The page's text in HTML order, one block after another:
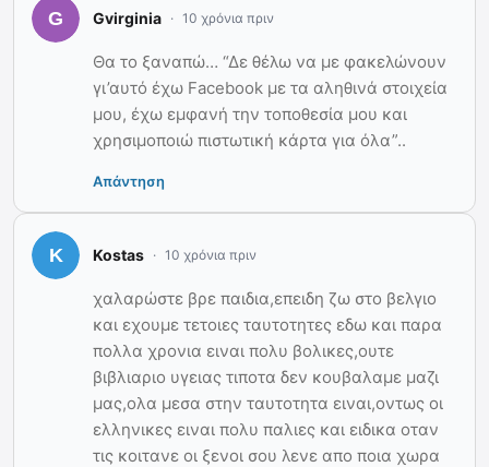
Gvirginia 10 χρόνια πριν
Θα το ξαναπώ… “Δε θέλω να με φακελώνουν
γι’αυτό έχω Facebook με τα αληθινά στοιχεία
μου, έχω εμφανή την τοποθεσία μου και
χρησιμοποιώ πιστωτική κάρτα για όλα”..
Απάντηση
Kostas 10 χρόνια πριν
χαλαρώστε βρε παιδια,επειδη ζω στο βελγιο
και εχουμε τετοιες ταυτοτητες εδω και παρα
πολλα χρονια ειναι πολυ βολικες,ουτε
βιβλιαριο υγειας τιποτα δεν κουβαλαμε μαζι
μας,ολα μεσα στην ταυτοτητα ειναι,οντως οι
ελληνικες ειναι πολυ παλιες και ειδικα οταν
τις κοιτανε οι ξενοι σου λενε απο ποια χωρα